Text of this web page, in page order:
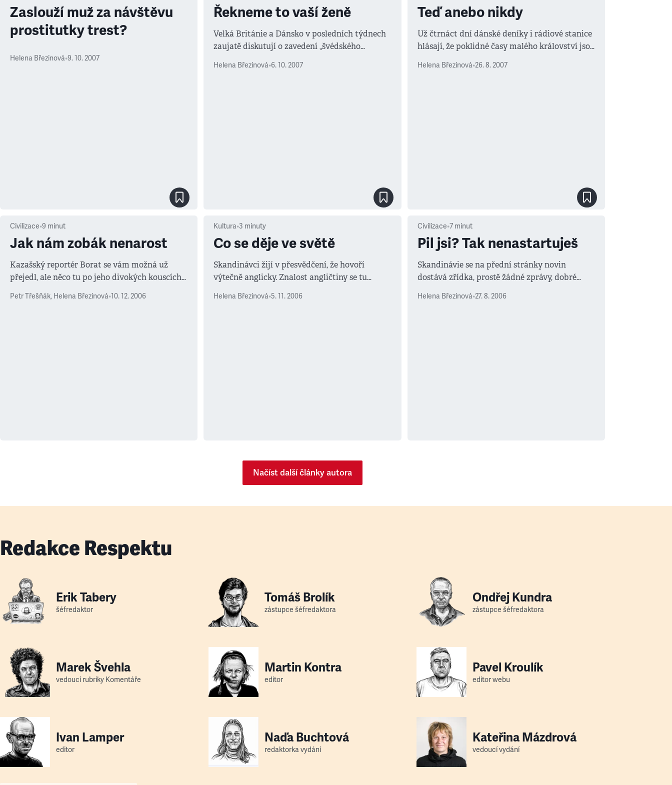
Zaslouží muž za návštěvu
prostitutky trest?
Helena Březinová•9. 10. 2007
Řekneme to vaší ženě
Velká Británie a Dánsko v posledních týdnech
zaujatě diskutují o zavedení „švédského
Helena Březinová•6. 10. 2007
Teď anebo nikdy
Už čtrnáct dní dánské deníky i rádiové stanice
hlásají, že poklidné časy malého království jsou
Helena Březinová•26. 8. 2007
Civilizace•9 minut
Jak nám zobák nenarost
Kazašský reportér Borat se vám možná už
přejedl, ale něco tu po jeho divokých kouscích
hýbe fenomén zvaný politická korektnost.
Petr Třešňák, Helena Březinová•10. 12. 2006
Kultura•3 minuty
Co se děje ve světě
Skandinávci žijí v přesvědčení, že hovoří
výtečně anglicky. Znalost angličtiny se tu
Helena Březinová•5. 11. 2006
Civilizace•7 minut
Pil jsi? Tak nenastartuješ
Skandinávie se na přední stránky novin
dostává zřídka, prostě žádné zprávy, dobré
Helena Březinová•27. 8. 2006
Načíst další články autora
Redakce Respektu
Erik Tabery
šéfredaktor
Tomáš Brolík
zástupce šéfredaktora
Ondřej Kundra
zástupce šéfredaktora
Marek Švehla
vedoucí rubriky Komentáře
Martin Kontra
editor
Pavel Kroulík
editor webu
Ivan Lamper
editor
Naďa Buchtová
redaktorka vydání
Kateřina Mázdrová
vedoucí vydání